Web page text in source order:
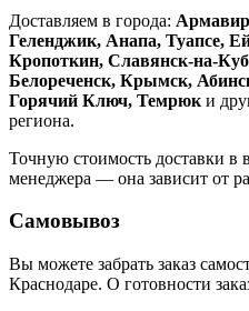
Доставляем в города:
Геленджик, Анапа, Туапсе,
Кропоткин, Славянск-на-
Белореченск, Крымск,
Горячий Ключ, Темрюк и
региона.
Точную стоимость доставки в
менеджера — она зависит от
Самовывоз
Вы можете забрать заказ
Краснодаре. О готовности